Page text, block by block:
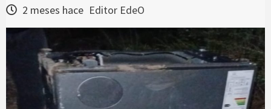
2 meses hace Editor EdeO